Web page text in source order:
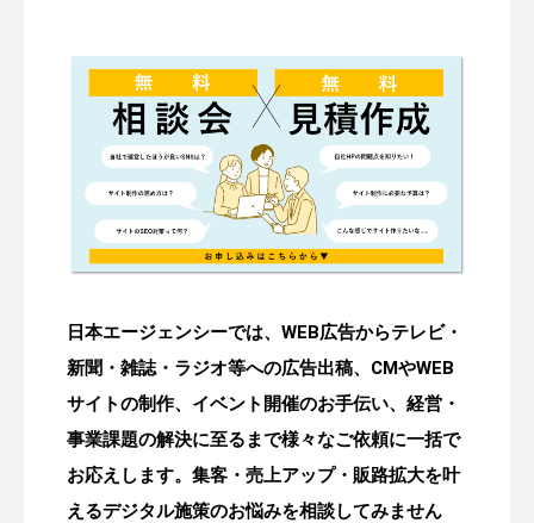
日本エージェンシーでは、WEB広告からテレビ・
新聞・雑誌・ラジオ等への広告出稿、CMやWEB
サイトの制作、イベント開催のお手伝い、経営・
事業課題の解決に至るまで様々なご依頼に一括で
お応えします。集客・売上アップ・販路拡大を叶
えるデジタル施策のお悩みを相談してみません